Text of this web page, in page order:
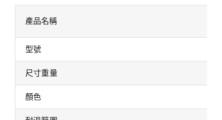
產品名稱
型號
尺寸重量
顏色